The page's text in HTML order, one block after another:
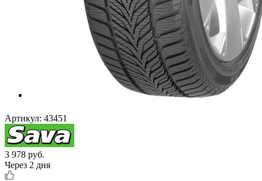
Артикул: 43451
3 978 руб.
Через 2 дня